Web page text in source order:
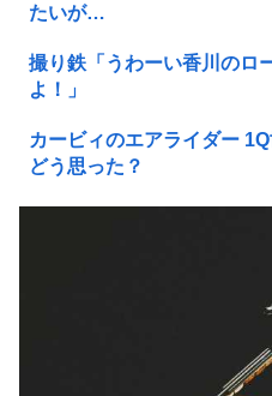
たいが…
撮り鉄「うわーい香川のロ
よ！」
カービィのエアライダー
どう思った？